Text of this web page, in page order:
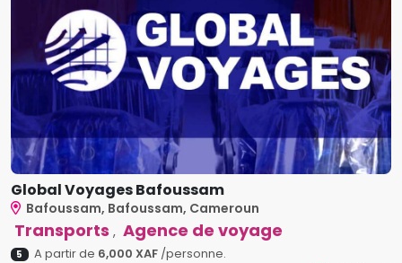
Global Voyages Bafoussam
Bafoussam, Bafoussam, Cameroun
Transports , Agence de voyage
5 A partir de 6,000 XAF/personne.